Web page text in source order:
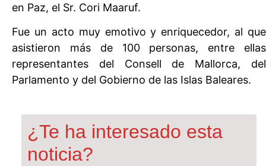
en Paz, el Sr. Cori Maaruf.
Fue un acto muy emotivo y enriquecedor, al que
asistieron más de 100 personas, entre ellas
representantes del Consell de Mallorca, del
Parlamento y del Gobierno de las Islas Baleares.
¿Te ha interesado esta
noticia?